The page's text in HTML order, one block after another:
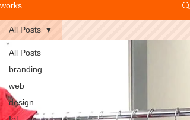
works
All Posts
branding
web
design
All Posts